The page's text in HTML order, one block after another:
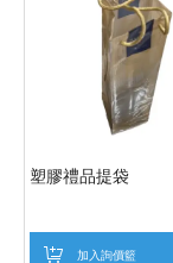
塑膠禮品提袋
加入詢價籃